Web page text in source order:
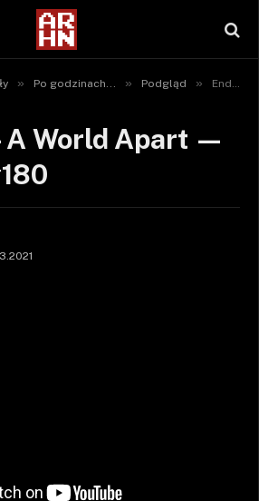
» Po godzinach... » Podgląd » Endzone – A World Apart — Podgląd #180
A World Apart —